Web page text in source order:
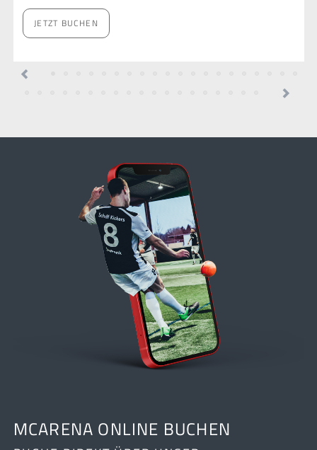
JETZT BUCHEN
MCARENA ONLINE BUCHEN